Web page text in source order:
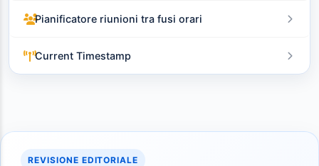
Pianificatore riunioni tra fusi orari
Current Timestamp
REVISIONE EDITORIALE